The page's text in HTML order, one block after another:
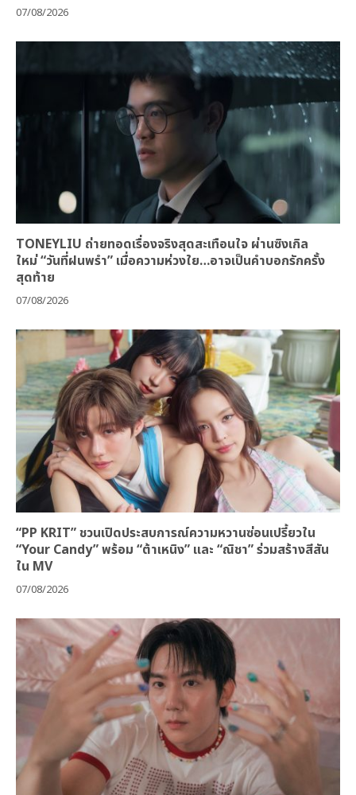
07/08/2026
TONEYLIU ถ่ายทอดเรื่องจริงสุดสะเทือนใจ ผ่านซิงเกิล
ใหม่ “วันที่ฝนพรำ” เมื่อความห่วงใย…อาจเป็นคำบอกรักครั้ง
สุดท้าย
07/08/2026
“PP KRIT” ชวนเปิดประสบการณ์ความหวานซ่อนเปรี้ยวใน
“Your Candy” พร้อม “ต้าเหนิง” และ “ณิชา” ร่วมสร้างสีสัน
ใน MV
07/08/2026